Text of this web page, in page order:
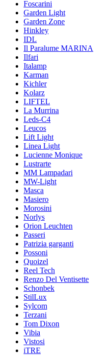
Foscarini
Garden Light
Garden Zone
Hinkley
IDL
Il Paralume MARINA
Ilfari
Italamp
Karman
Kichler
Kolarz
LIFTEL
La Murrina
Leds-C4
Leucos
Lift Light
Linea Light
Lucienne Monique
Lustrarte
MM Lampadari
MW-Light
Masca
Masiero
Morosini
Norlys
Orion Leuchten
Passeri
Patrizia garganti
Possoni
Quoizel
Reel Tech
Renzo Del Ventisette
Schonbek
StilLux
Sylcom
Terzani
Tom Dixon
Vibia
Vistosi
iTRE